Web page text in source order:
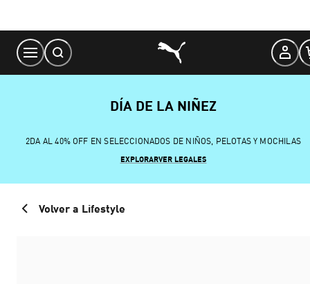
Content
DÍA DE LA NIÑEZ
2DA AL 40% OFF EN SELECCIONADOS DE NIÑOS, PELOTAS Y MOCHILAS
EXPLORARVER LEGALES
Volver a Lifestyle